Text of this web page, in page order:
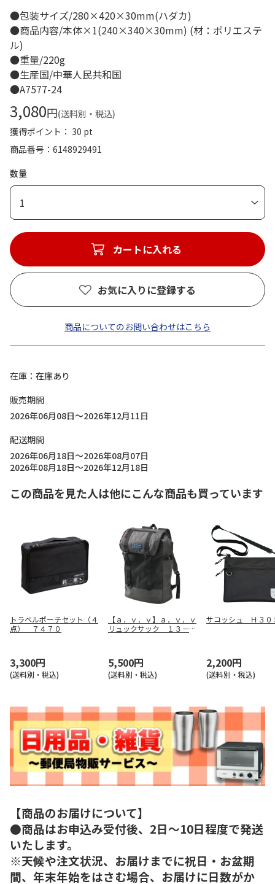
●包装サイズ/280×420×30mm(ハダカ)
●商品内容/本体×1(240×340×30mm) (材：ポリエステ
ル)
●重量/220g
●生産国/中華人民共和国
●A7577-24
3,080円(送料別・税込)
獲得ポイント： 30 pt
商品番号
6148929491
数量
1
カートに入れる
お気に入りに登録する
商品についてのお問い合わせはこちら
在庫
在庫あり
販売期間
2026年06月08日～2026年12月11日
配送期間
2026年06月18日～2026年08月07日
2026年08月18日～2026年12月18日
この商品を見た人は他にこんな商品も買っています
トラベルポーチセット（４
点） ７４７０
3,300円
(送料別・税込)
【ａ．ｖ．ｖ】ａ．ｖ．ｖ
リュックサック １３－６
5,500円
(送料別・税込)
サコッシュ Ｈ３０
2,200円
(送料別・税込)
【商品のお届けについて】
●商品はお申込み受付後、2日～10日程度で発送
いたします。
※天候や注文状況、お届けまでに祝日・お盆期
間、年末年始をはさむ場合、お届けに日数がか